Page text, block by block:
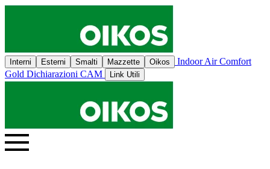
Interni Esterni Smalti Mazzette Oikos
Indoor Air Comfort
Gold Dichiarazioni CAM Link Utili